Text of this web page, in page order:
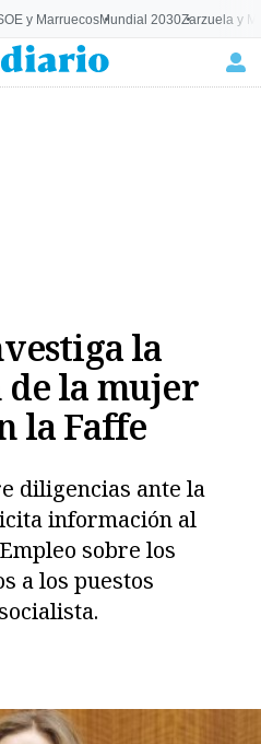
y MarruecosMundial 2030Zarzuela y
la
la mujer
la Faffe
diligencias ante la
información al
sobre los
a los puestos